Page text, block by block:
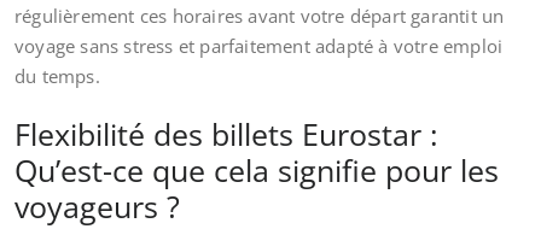
régulièrement ces horaires avant votre départ garantit un
voyage sans stress et parfaitement adapté à votre emploi
du temps.
Flexibilité des billets Eurostar :
Qu’est-ce que cela signifie pour les
voyageurs ?